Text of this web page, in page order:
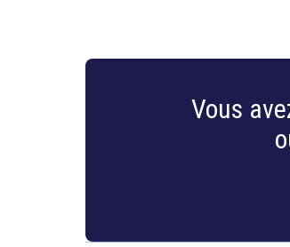
Vous